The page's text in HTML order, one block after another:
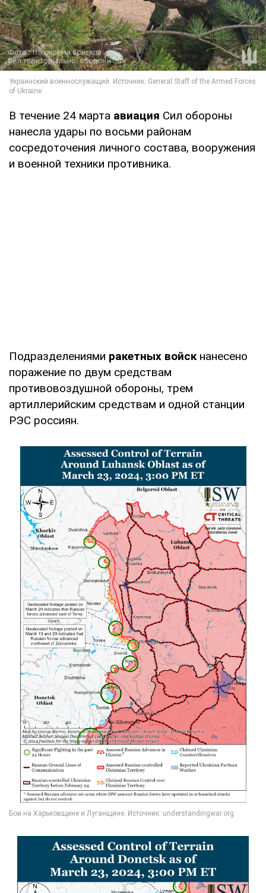
В течение 24 марта авиация Сил обороны
нанесла удары по восьми районам
сосредоточения личного состава, вооружения
и военной техники противника.
Подразделениями ракетных войскнанесено
поражение по двум средствам
противовоздушной обороны, трем
артиллерийским средствам и одной станции
РЭС россиян.